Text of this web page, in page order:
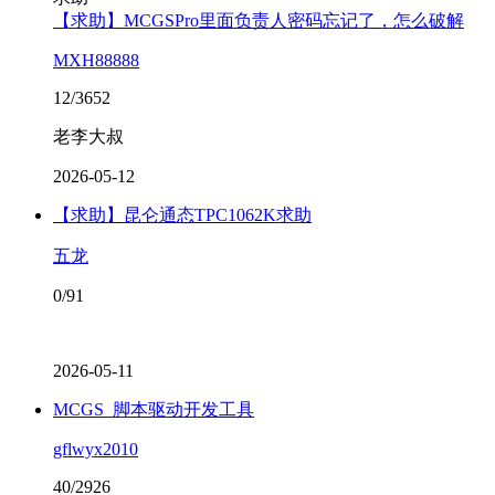
【求助】MCGSPro里面负责人密码忘记了，怎么破解
MXH88888
12/3652
老李大叔
2026-05-12
【求助】昆仑通态TPC1062K求助
五龙
0/91
2026-05-11
MCGS_脚本驱动开发工具
gflwyx2010
40/2926